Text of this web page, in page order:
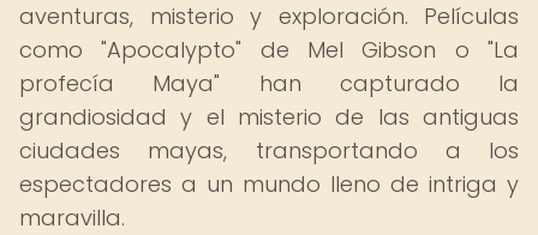
aventuras, misterio y exploración. Películas
como "Apocalypto" de Mel Gibson o "La
profecía Maya" han capturado la
grandiosidad y el misterio de las antiguas
ciudades mayas, transportando a los
espectadores a un mundo lleno de intriga y
maravilla.